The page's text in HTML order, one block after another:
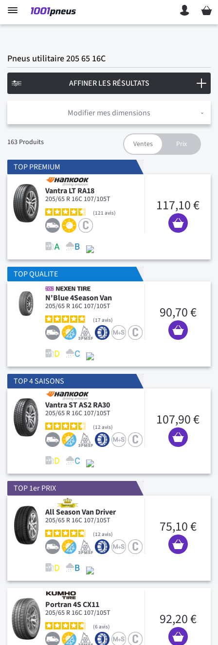
Mon
Pneus utilitaire 205 65 16C
Modifier mes dimensions
163 Produits
TOP PREMIUM
Vantra LT RA18
205/65 R 16C 107/105T
121 avis 117,10 €
TOP QUALITE
N'Blue 4Season Van
205/65 R 16C 107/105T
17 avis 90,70 €
TOP 4 SAISONS
Vantra ST AS2 RA30
205/65 R 16C 107/105T
12 avis 107,90 €
TOP 1er PRIX
All Season Van Driver
205/65 R 16C 107/105T
12 avis 75,10 €
Portran 4S CX11
205/65 R 16C 107/105T
6avis 92,20 €
AFFINER LES RÉSULTATS